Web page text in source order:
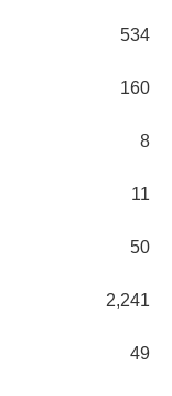
534
160
8
11
50
2,241
49